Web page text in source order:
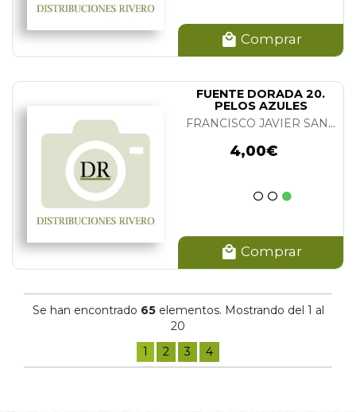
Comprar
FUENTE DORADA 20.
PELOS AZULES
FRANCISCO JAVIER SANCHEZ, FIDEL VILLEGAS Y ARNOLD WOLFANG
4,00€
Comprar
Se han encontrado 65elementos. Mostrando del 1 al
20
1
2 3 4